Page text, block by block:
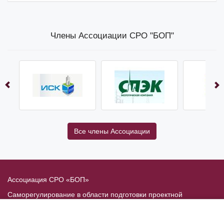
Члены Ассоциации СРО "БОП"
Все члены Ассоциации
Ассоциация СРО «БОП»
Саморегулирование в области подготовки проектной